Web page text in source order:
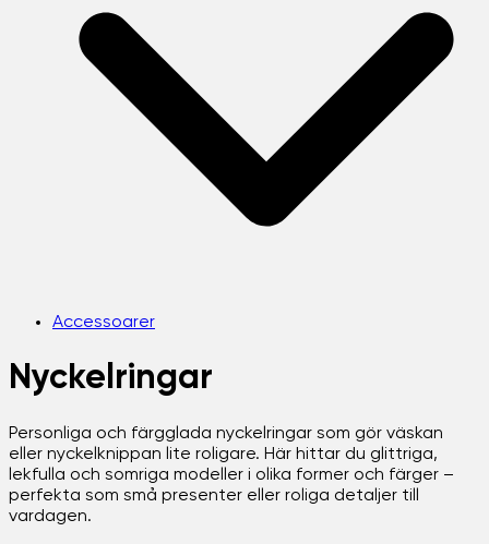
Accessoarer
Nyckelringar
Personliga och färgglada nyckelringar som gör väskan
eller nyckelknippan lite roligare. Här hittar du glittriga,
lekfulla och somriga modeller i olika former och färger –
perfekta som små presenter eller roliga detaljer till
vardagen.